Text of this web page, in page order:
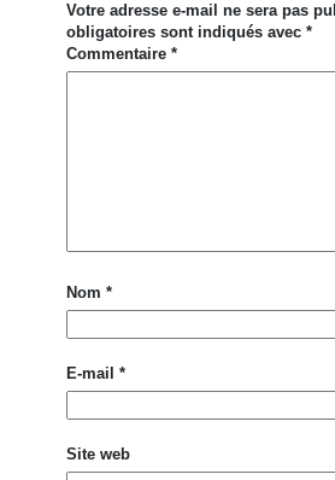
Votre adresse e-mail ne sera pas
obligatoires sont indiqués avec *
Commentaire *
Nom *
E-mail *
Site web